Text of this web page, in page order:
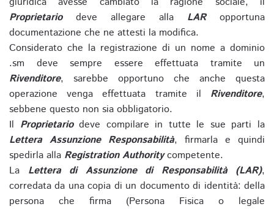
Proprietariodeve allegare alla LARopportuna
documentazione che ne attesti la modifica.
Considerato che la registrazione di un nome a dominio
.sm deve sempre essere effettuata tramite un
Rivenditore, sarebbe opportuno che anche questa
operazione venga effettuata tramite il Rivenditore,
sebbene questo non sia obbligatorio.
Il Proprietariodeve compilare in tutte le sue parti la
Lettera Assunzione Responsabilità, firmarla e quindi
spedirla alla Registration Authoritycompetente.
La Lettera di Assunzione di Responsabilità (LAR),
corredata da una copia di un documento di identità: della
persona che firma (Persona Fisica o legale